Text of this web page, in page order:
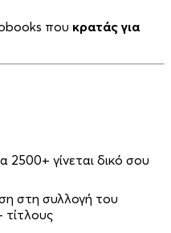
που κρατάς για
γίνεται δικό σου
στη συλλογή του
τίτλους